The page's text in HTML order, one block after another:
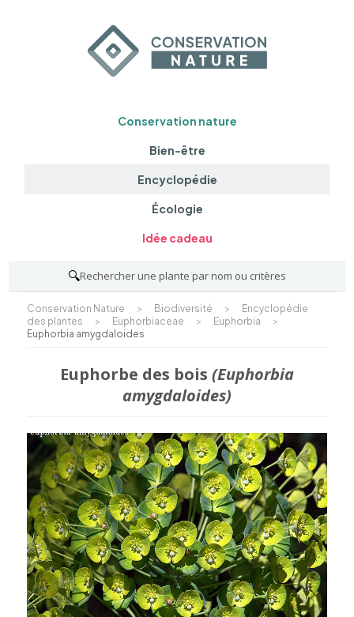
Conservation nature
Bien-être
Encyclopédie
Écologie
Idée cadeau
🔍Rechercher une plante par nom ou critères
Conservation Nature > Biodiversité >
Encyclopédie
des plantes
> Euphorbiaceae > Euphorbia
>
Euphorbia amygdaloides
Euphorbe des bois (Euphorbia
amygdaloides)